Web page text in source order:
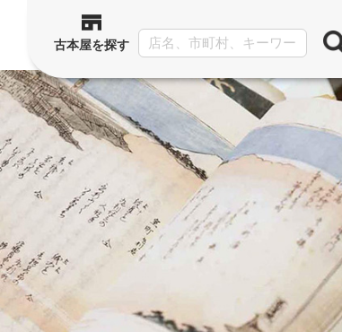
古本屋を探す